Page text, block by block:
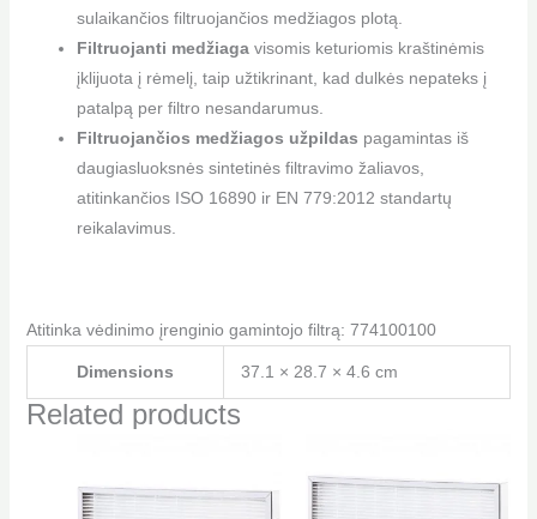
sulaikančios filtruojančios medžiagos plotą.
Filtruojanti medžiagavisomis keturiomis kraštinėmis
įklijuota į rėmelį, taip užtikrinant, kad dulkės nepateks į
patalpą per filtro nesandarumus.
Filtruojančios medžiagos užpildas pagamintas iš
daugiasluoksnės sintetinės filtravimo žaliavos,
atitinkančios ISO 16890 ir EN 779:2012 standartų
reikalavimus.
Atitinka vėdinimo įrenginio gamintojo filtrą: 774100100
Dimensions 37.1 × 28.7 × 4.6 cm
Related products